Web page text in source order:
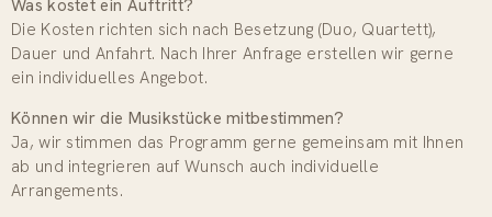
Was kostet ein Auftritt?
Die Kosten richten sich nach Besetzung (Duo, Quartett),
Dauer und Anfahrt. Nach Ihrer Anfrage erstellen wir gerne
ein individuelles Angebot.
Können wir die Musikstücke mitbestimmen?
Ja, wir stimmen das Programm gerne gemeinsam mit Ihnen
ab und integrieren auf Wunsch auch individuelle
Arrangements.